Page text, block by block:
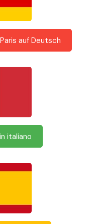
auf Deutsch
italiano